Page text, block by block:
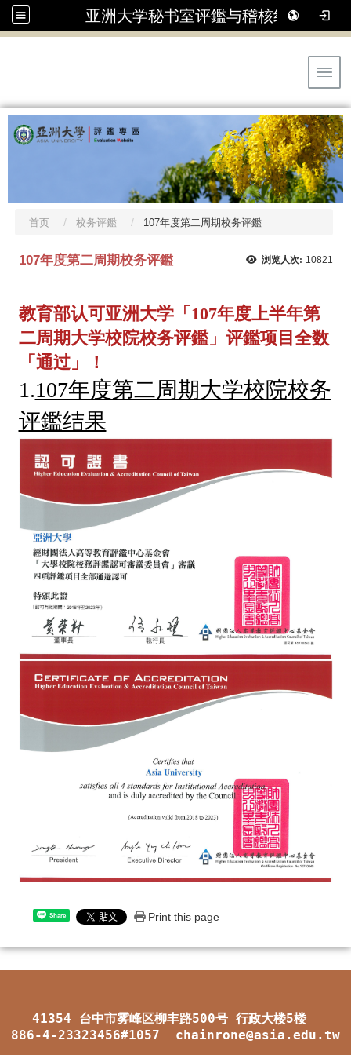
亚洲大学秘书室评鑑与稽核组
首页 校务评鑑 107年度第二周期校务评鑑
浏览人次: 10821
107年度第二周期校务评鑑
教育部认可亚洲大学「107年度上半年第
二周期大学校院校务评鑑」 评鑑项目全数
「通过」！
1.107年度第二周期大学校院校务
评鑑结果
Share Print this page
41354 台中市雾峰区柳丰路500号 行政大楼5楼
886-4-23323456#1057 chainrone@asia.edu.tw